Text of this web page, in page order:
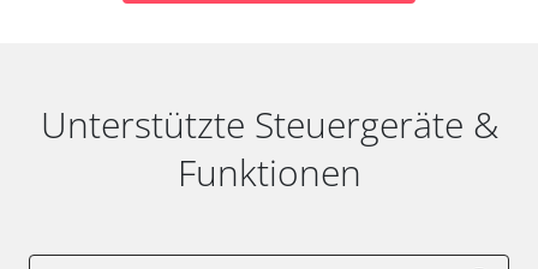
Unterstützte Steuergeräte &
Funktionen